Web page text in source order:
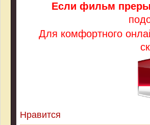
Если фильм
Для комфортного
Нравится